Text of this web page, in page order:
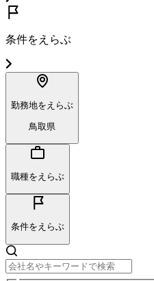
条件をえらぶ
勤務地をえらぶ
鳥取県
職種をえらぶ
条件をえらぶ